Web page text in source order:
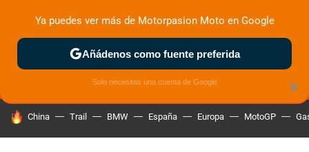
MENÚ NUEVO
ZONA DE PRUEBAS DEPORTIVAS MOTOS ELÉCTRICAS
HOY SE HABLA DE
China Trail BMW España Europa MotoGP
×
Ya puedes ver más de Motorpasion Moto en Google
Añádenos como fuente preferida
Solo necesitas una cuenta de Google